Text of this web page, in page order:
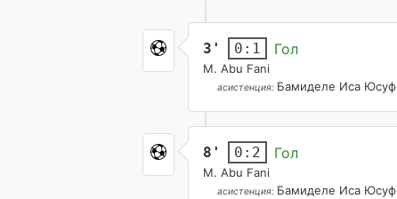
3' 0:1 Гол
M. Abu Fani
асистенция: Бамиделе Иса Юсуф
8' 0:2 Гол
M. Abu Fani
асистенция: Бамиделе Иса Юсуф